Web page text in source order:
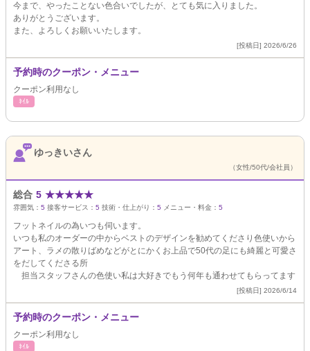
今まで、やったことない色合いでしたが、とても気に入りました。
ありがとうございます。
また、よろしくお願いいたします。
[投稿日] 2026/6/26
予約時のクーポン・メニュー
クーポン利用なし
ﾈｲﾙ
ゆっきいさん
（女性/50代/会社員）
総合 5 ★★★★★
雰囲気： 5 接客サービス： 5 技術・仕上がり： 5 メニュー・料金： 5
フットネイルの為いつも伺います。
いつも私のオーダーの中からベストのデザインを勧めてくださり色使いから
アート、ラメの散りばめなどがとにかくお上品で50代の足にも綺麗と可愛さ
をだしてくださる所
担当スタッフさんの色使い私は大好きでもう何年も通わせてもらってます
[投稿日] 2026/6/14
予約時のクーポン・メニュー
クーポン利用なし
ﾈｲﾙ